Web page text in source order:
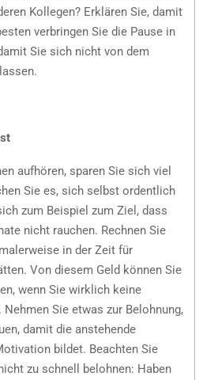
Kollegen? Erklären Sie, damit
verbringen Sie die Pause in
Sie sich nicht von dem
aufhören, sparen Sie sich viel
Sie es, sich selbst ordentlich
zum Beispiel zum Ziel, dass
nicht rauchen. Rechnen Sie
in der Zeit für
Von diesem Geld können Sie
wenn Sie wirklich keine
Sie etwas zur Belohnung,
damit die anstehende
bildet. Beachten Sie
zu schnell belohnen: Haben